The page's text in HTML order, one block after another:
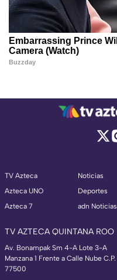
TV Azteca
Azteca UNO
Azteca 7
Noticias
Deportes
adn Noticias
TV AZTECA QUINTANA ROO
Av. Bonampak Sm 4-A Lote 3-A
Manzana 1 Frente a Calle Nube C.P.
77500